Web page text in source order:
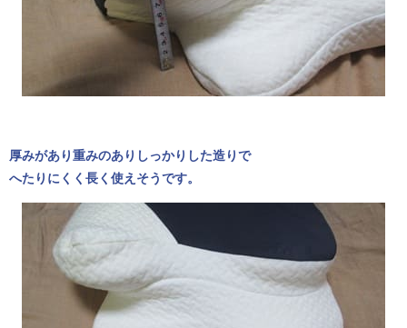
厚みがあり重みのありしっかりした造りで
へたりにくく長く使えそうです。